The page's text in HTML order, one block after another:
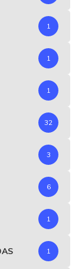
1
1
1
32
3
6
1
1